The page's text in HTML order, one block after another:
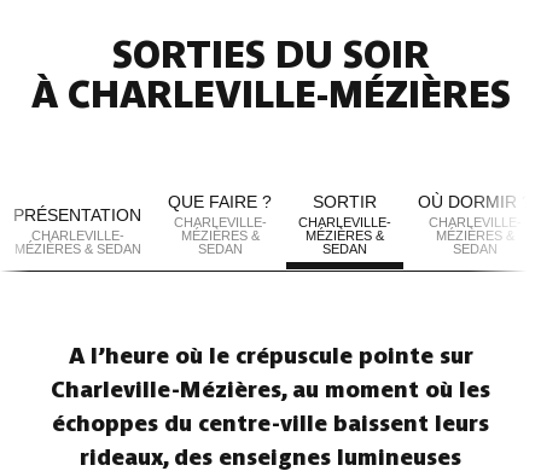
SORTIES DU SOIR
À CHARLEVILLE-MÉZIÈRES
PRÉSENTATION
CHARLEVILLE-
MÉZIÈRES & SEDAN
QUE FAIRE ?
CHARLEVILLE-
MÉZIÈRES &
SEDAN
SORTIR
CHARLEVILLE-
MÉZIÈRES &
SEDAN
OÙ DORMIR ?
CHARLEVILLE-
MÉZIÈRES &
SEDAN
A l’heure où le crépuscule pointe sur
Charleville-Mézières, au moment où les
échoppes du centre-ville baissent leurs
rideaux, des enseignes lumineuses